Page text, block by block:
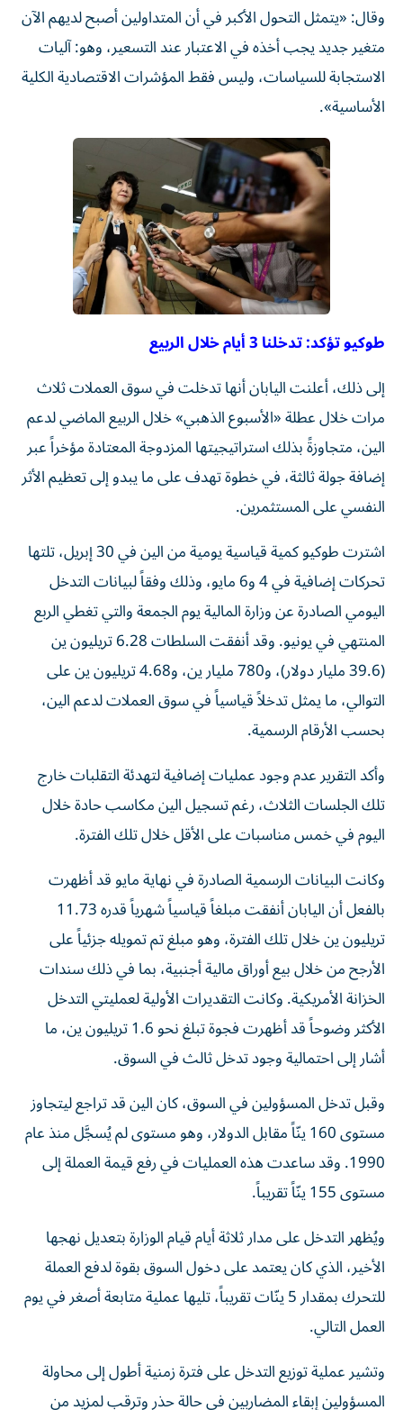
وقال: «يتمثل التحول الأكبر في أن المتداولين أصبح لديهم الآن
متغير جديد يجب أخذه في الاعتبار عند التسعير، وهو: آليات
الاستجابة للسياسات، وليس فقط المؤشرات الاقتصادية الكلية
الأساسية».
طوكيو تؤكد: تدخلنا 3 أيام خلال الربيع
إلى ذلك، أعلنت اليابان أنها تدخلت في سوق العملات ثلاث
مرات خلال عطلة «الأسبوع الذهبي» خلال الربيع الماضي لدعم
الين، متجاوزةً بذلك استراتيجيتها المزدوجة المعتادة مؤخراً عبر
إضافة جولة ثالثة، في خطوة تهدف على ما يبدو إلى تعظيم الأثر
النفسي على المستثمرين.
اشترت طوكيو كمية قياسية يومية من الين في 30 إبريل، تلتها
تحركات إضافية في 4 و6 مايو، وذلك وفقاً لبيانات التدخل
اليومي الصادرة عن وزارة المالية يوم الجمعة والتي تغطي الربع
المنتهي في يونيو. وقد أنفقت السلطات 6.28 تريليون ين
(39.6 مليار دولار)، و780 مليار ين، و4.68 تريليون ين على
التوالي، ما يمثل تدخلاً قياسياً في سوق العملات لدعم الين،
بحسب الأرقام الرسمية.
وأكد التقرير عدم وجود عمليات إضافية لتهدئة التقلبات خارج
تلك الجلسات الثلاث، رغم تسجيل الين مكاسب حادة خلال
اليوم في خمس مناسبات على الأقل خلال تلك الفترة.
وكانت البيانات الرسمية الصادرة في نهاية مايو قد أظهرت
بالفعل أن اليابان أنفقت مبلغاً قياسياً شهرياً قدره 11.73
تريليون ين خلال تلك الفترة، وهو مبلغ تم تمويله جزئياً على
الأرجح من خلال بيع أوراق مالية أجنبية، بما في ذلك سندات
الخزانة الأمريكية. وكانت التقديرات الأولية لعمليتي التدخل
الأكثر وضوحاً قد أظهرت فجوة تبلغ نحو 1.6 تريليون ين، ما
أشار إلى احتمالية وجود تدخل ثالث في السوق.
وقبل تدخل المسؤولين في السوق، كان الين قد تراجع ليتجاوز
مستوى 160 ينّاً مقابل الدولار، وهو مستوى لم يُسجَّل منذ عام
1990. وقد ساعدت هذه العمليات في رفع قيمة العملة إلى
مستوى 155 ينّاً تقريباً.
ويُظهر التدخل على مدار ثلاثة أيام قيام الوزارة بتعديل نهجها
الأخير، الذي كان يعتمد على دخول السوق بقوة لدفع العملة
للتحرك بمقدار 5 ينّات تقريباً، تليها عملية متابعة أصغر في يوم
العمل التالي.
وتشير عملية توزيع التدخل على فترة زمنية أطول إلى محاولة
المسؤولين إبقاء المضاربين في حالة حذر وترقب لمزيد من